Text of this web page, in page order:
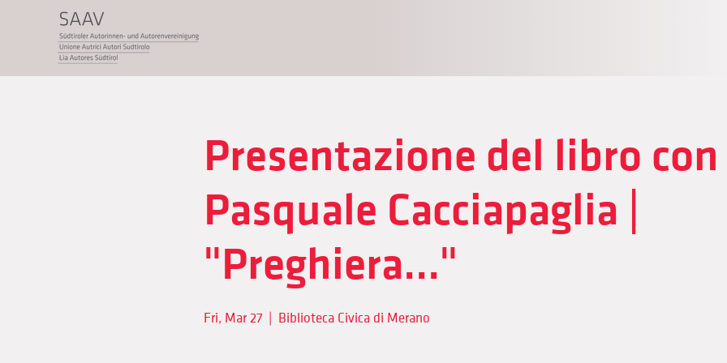
Presentazione del libro
Pasquale Cacciapaglia |
"Preghiera..."
Fri, Mar 27
  |
Biblioteca Civica di Merano